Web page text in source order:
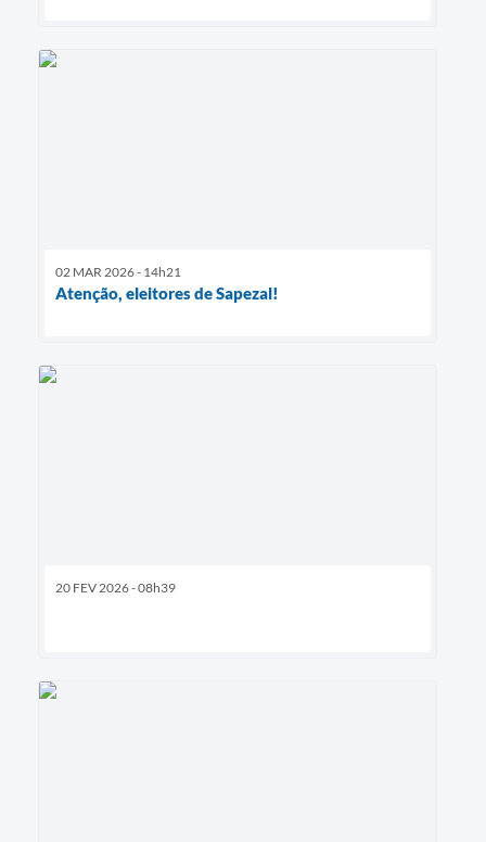
02 MAR 2026 - 14h21
Atenção, eleitores de Sapezal!
20 FEV 2026 - 08h39